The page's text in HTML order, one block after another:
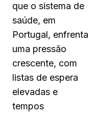
que o sistema de
saúde, em
Portugal, enfrenta
uma pressão
crescente, com
listas de espera
elevadas e
tempos